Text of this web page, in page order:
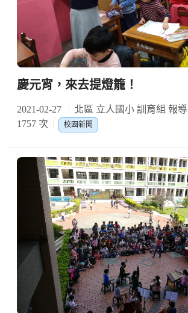
慶元宵，來去提燈籠！
2021-02-27 北區 立人國小 訓育組 報導
1757 次
校園新聞